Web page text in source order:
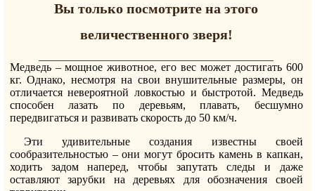
Вы только посмотрите на этого
величественного зверя!
Медведь – мощное животное, его вес может достигать 600
кг. Однако, несмотря на свои внушительные размеры, он
отличается невероятной ловкостью и быстротой. Медведь
способен лазать по деревьям, плавать, бесшумно
передвигаться и развивать скорость до 50 км/ч.
Эти удивительные создания известны своей
сообразительностью – они могут бросить камень в капкан,
ходить задом наперед, чтобы запутать следы и даже
оставляют зарубки на деревьях для обозначения своей